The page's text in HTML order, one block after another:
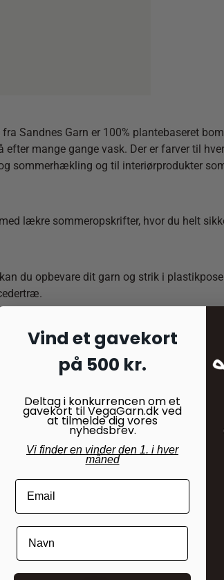
Sandnes Garn er 100% plantebaseret
mange gange vask. Der er farver til
sommerhækling og til interiørprodukter
lækre sommeropskrifter, hvor du helt
du opbevare dit garn og strik i
Vind et gavekort
på 500 kr.
Deltag i konkurrencen om et
gavekort til VegaGarn.dk ved
at tilmelde dig vores
nyhedsbrev.
Vi finder en vinder den 1. i hver
måned